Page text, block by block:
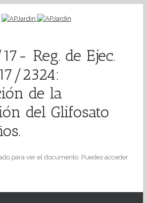
Reg. de Ejec.
2324:
de la
del Glifosato
para ver el documento. Puedes acceder